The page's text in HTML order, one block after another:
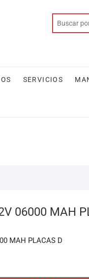
SERVICIOS
06000 MAH
MAH PLACAS D